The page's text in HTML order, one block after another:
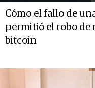
Cómo el fallo de
permitió el robo de
bitcoin